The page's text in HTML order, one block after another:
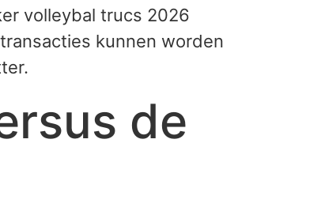
volleybal trucs 2026
kunnen worden
de